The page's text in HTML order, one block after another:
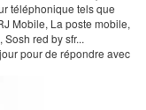
téléphonique tels que
Mobile, La poste mobile,
red by sfr...
pour de répondre avec